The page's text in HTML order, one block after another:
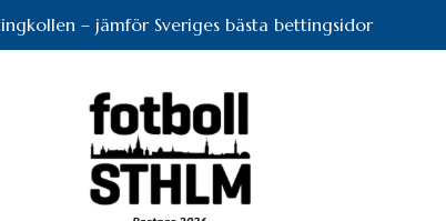
– jämför Sveriges bästa bettingsidor